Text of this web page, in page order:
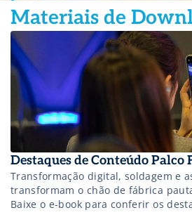
Materiais de
Destaques de Conteúdo Palco
Transformação digital, soldagem e
transformam o chão de fábrica
Baixe o e-book para conferir os